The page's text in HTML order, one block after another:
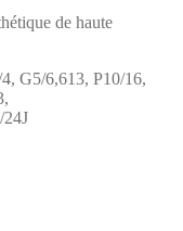
de haute
G5/6,613, P10/16,